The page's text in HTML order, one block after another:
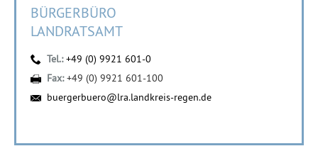
BÜRGERBÜRO
LANDRATSAMT
Tel.:+49 (0) 9921 601-0
Fax:+49 (0) 9921 601-100
buergerbuero@lra.landkreis-regen.de